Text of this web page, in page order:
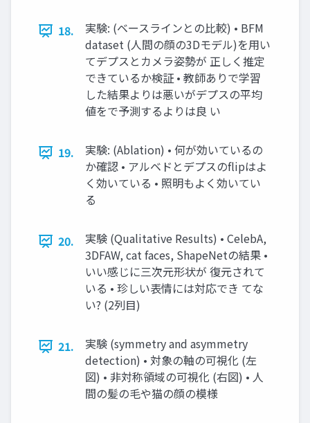
18.
実験: (ベースラインとの比較) • BFM
dataset (人間の顔の3Dモデル)を用い
てデプスとカメラ姿勢が 正しく推定
できているか検証 • 教師ありで学習
した結果よりは悪いがデプスの平均
値をで予測するよりは良 い
19.
実験: (Ablation) • 何が効いているの
か確認 • アルベドとデプスのflipはよ
く効いている • 照明もよく効いてい
る
20.
実験 (Qualitative Results) • CelebA,
3DFAW, cat faces, ShapeNetの結果 •
いい感じに三次元形状が 復元されて
いる • 珍しい表情には対応でき てな
い? (2列目)
21.
実験 (symmetry and asymmetry
detection) • 対象の軸の可視化 (左
図) • 非対称領域の可視化 (右図) • 人
間の髪の毛や猫の顔の模様